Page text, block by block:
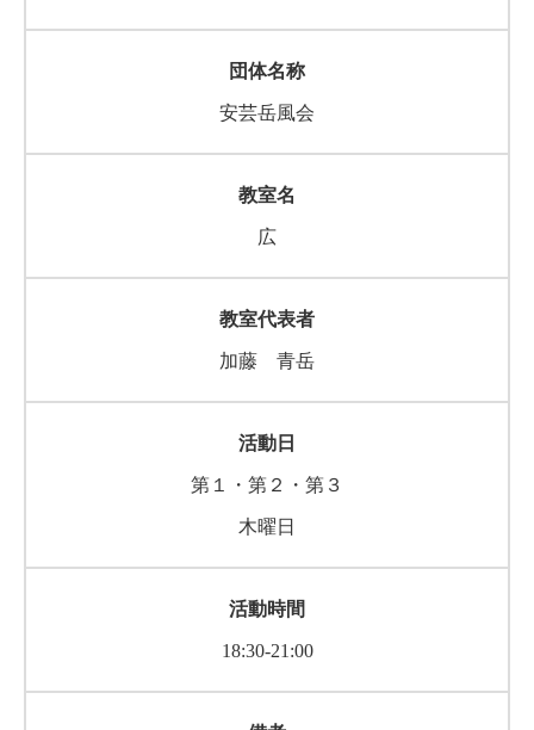
安芸岳風会
広
加藤 青岳
第１・第２・第３
木曜日
18:30-21:00